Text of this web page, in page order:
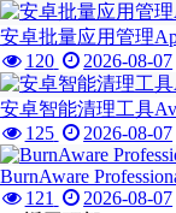
安卓批量应用管理
120
2026-08-07
安卓智能清理工具
125
2026-08-07
BurnAware
121
2026-08-07